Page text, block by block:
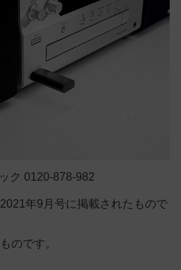
ク 0120-878-982
年9月号に掲載されたもので
のです。